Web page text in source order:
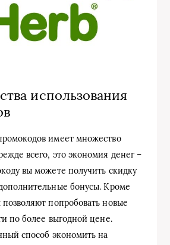
использования
имеет множество
всего, это экономия денег –
вы можете получить скидку
бонусы. Кроме
попробовать новые
по более выгодной цене.
способ экономить на